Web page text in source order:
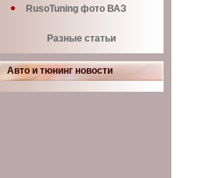
RusoTuning фото ВАЗ
Разные статьи
Авто и тюнинг новости